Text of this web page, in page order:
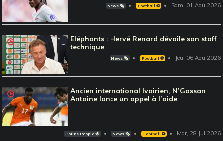
News 🗞️ Football ⚽️ Sam, 01 Aou 2026
Eléphants : Hervé Renard dévoile son staff
technique
News 🗞️ Football ⚽️ Jeu, 06 Aou 2026
Ancien international Ivoirien, N’Gossan
Antoine lance un appel à l’aide
Potins People 🌟 News 🗞️ Football ⚽️ Mar, 28 Jul 2026